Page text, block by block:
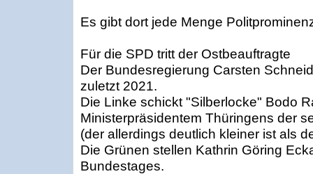
Es gibt dort jede Menge
Für die SPD tritt der Ostbeauftragte
Der Bundesregierung Carsten
zuletzt 2021.
Die Linke schickt "Silberlocke" Bodo
Ministerpräsidentem Thüringens der
(der allerdings deutlich kleiner ist als
Die Grünen stellen Kathrin Göring
Bundestages.